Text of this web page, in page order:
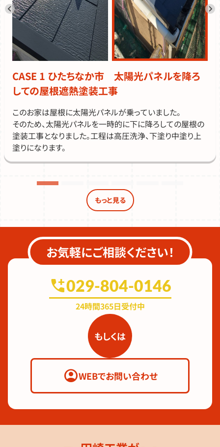
CASE 1 ひたちなか市 太陽光パネルを降ろ
しての屋根遮熱塗装工事
このお家は屋根に太陽光パネルが乗っていました。
そのため、太陽光パネルを一時的に下に降ろしての屋根の
塗装工事となりました。工程は高圧洗浄、下塗り中塗り上
塗りになります。
もっと見る
お気軽にご相談ください！
add_call029-804-0146
24時間365日受付中
もしくは
account_circleWEBでお問い合わせ